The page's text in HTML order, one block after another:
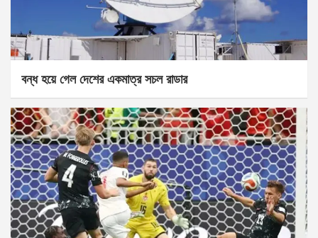
বন্ধ হয়ে গেল দেশের একমাত্র সচল রাডার